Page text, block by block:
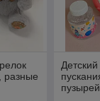
разные